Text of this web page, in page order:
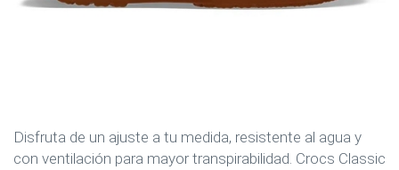
Disfruta de un ajuste a tu medida, resistente al agua y
con ventilación para mayor transpirabilidad. Crocs Classic